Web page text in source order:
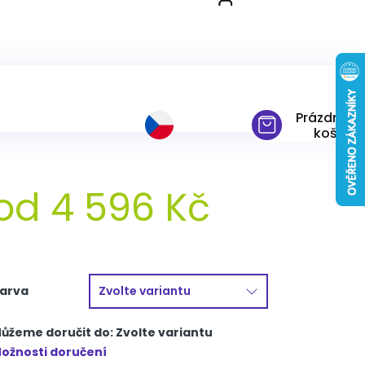
Prázdný
košík
ZDARMA 160x200
4 596 Kč
doručit do: Zvolte variantu
doručení